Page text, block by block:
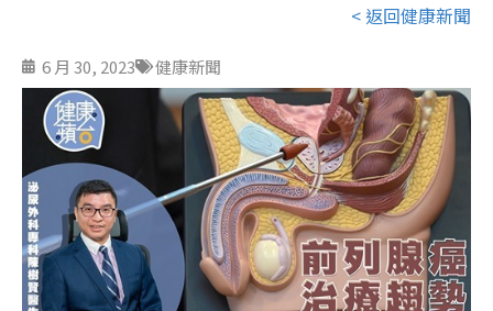
6 月 30, 2023 健康新聞
< 返回健康新聞